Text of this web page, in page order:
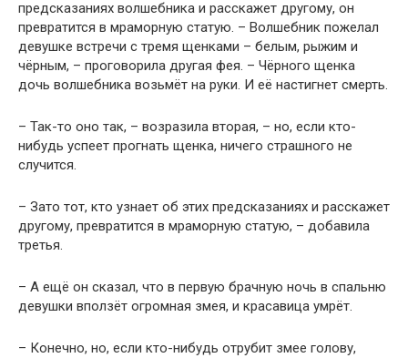
предсказаниях волшебника и расскажет другому, он
превратится в мраморную статую. – Волшебник пожелал
девушке встречи с тремя щенками – белым, рыжим и
чёрным, – проговорила другая фея. – Чёрного щенка
дочь волшебника возьмёт на руки. И её настигнет смерть.
– Так-то оно так, – возразила вторая, – но, если кто-
нибудь успеет прогнать щенка, ничего страшного не
случится.
– Зато тот, кто узнает об этих предсказаниях и расскажет
другому, превратится в мраморную статую, – добавила
третья.
– А ещё он сказал, что в первую брачную ночь в спальню
девушки вползёт огромная змея, и красавица умрёт.
– Конечно, но, если кто-нибудь отрубит змее голову,